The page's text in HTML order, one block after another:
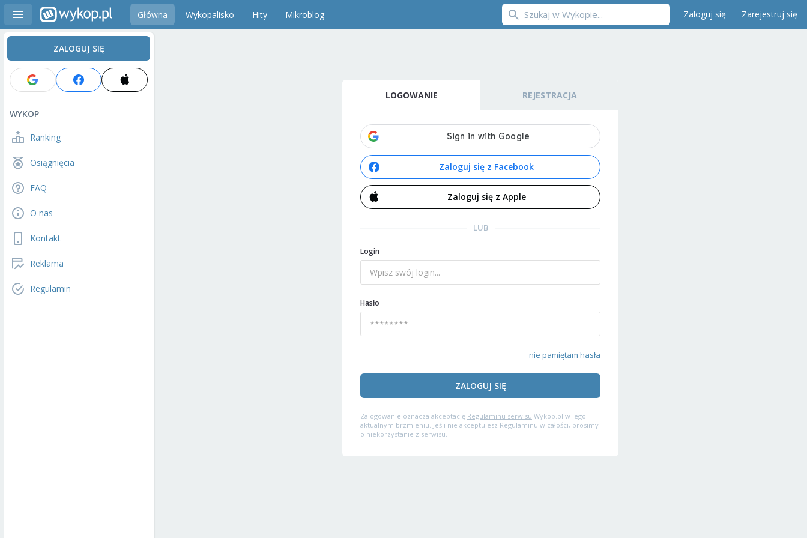
Główna Wykopalisko Hity Mikroblog Zaloguj się Zarejestruj się
ZALOGUJ SIĘ
WYKOP
Ranking
Osiągnięcia
FAQ
O nas
Kontakt
Reklama
Regulamin
LOGOWANIE REJESTRACJA
Zaloguj się z Facebook
Zaloguj się z Apple
LUB
Login
Hasło
nie pamiętam hasła
ZALOGUJ SIĘ
Zalogowanie oznacza akceptację Regulaminu serwisu Wykop.pl w jego
aktualnym brzmieniu. Jeśli nie akceptujesz Regulaminu w całości, prosimy
o niekorzystanie z serwisu.